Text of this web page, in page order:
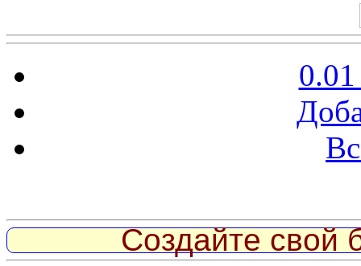
Создайте свой